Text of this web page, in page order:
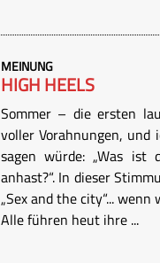
MEINUNG
HIGH HEELS
Sommer – die ersten
voller Vorahnungen, und
sagen würde: „Was
anhast?“. In dieser
„Sex and the city“...
Alle führen heut ihre ...